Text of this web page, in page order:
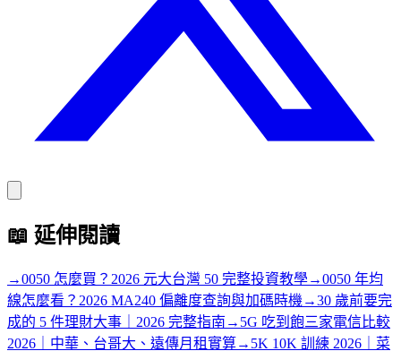
📖 延伸閱讀
→0050 怎麼買？2026 元大台灣 50 完整投資教學→0050 年均
線怎麼看？2026 MA240 偏離度查詢與加碼時機 →30 歲前要完
成的 5 件理財大事｜2026 完整指南 → 5G 吃到飽三家電信比較
2026｜中華、台哥大、遠傳月租實算→ 5K 10K 訓練 2026｜菜